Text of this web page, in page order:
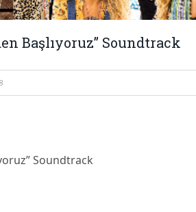
Başlıyoruz” Soundtrack
Soundtrack